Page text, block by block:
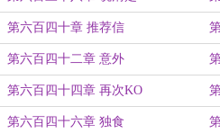
第六百四十章 推荐信
第六百四十二章 意外
第六百四十四章 再次KO
第六百四十六章 独食